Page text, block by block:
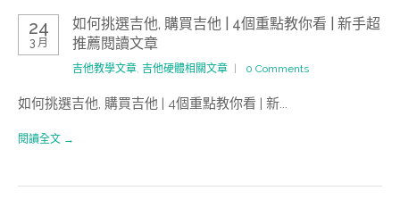
24
3 月
如何挑選吉他, 購買吉他 | 4個重點教你看 | 新手超
推薦閱讀文章
吉他教學文章, 吉他硬體相關文章 0 Comments
如何挑選吉他, 購買吉他 | 4個重點教你看 | 新...
閱讀全文 →